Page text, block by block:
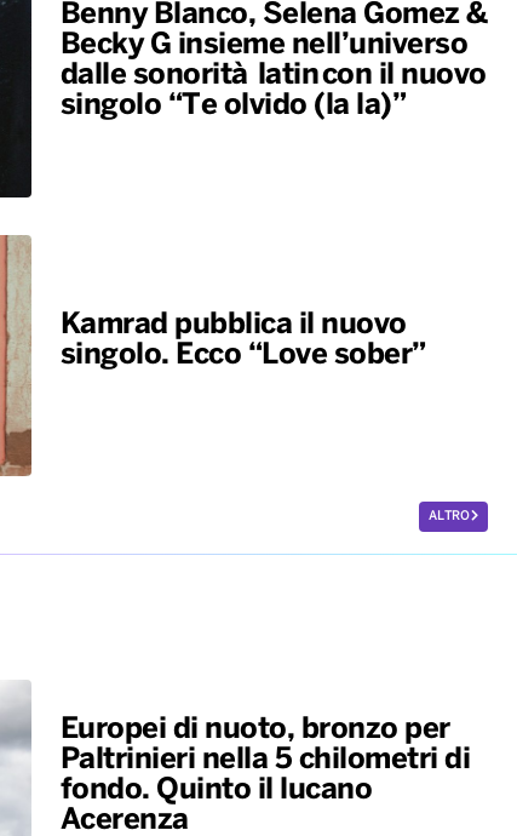
Benny Blanco, Selena Gomez &
Becky G insieme nell’universo
dalle sonorità latin con il nuovo
singolo “Te olvido (la la)”
Kamrad pubblica il nuovo
singolo. Ecco “Love sober”
ALTRO
Europei di nuoto, bronzo per
Paltrinieri nella 5 chilometri di
fondo. Quinto il lucano
Acerenza